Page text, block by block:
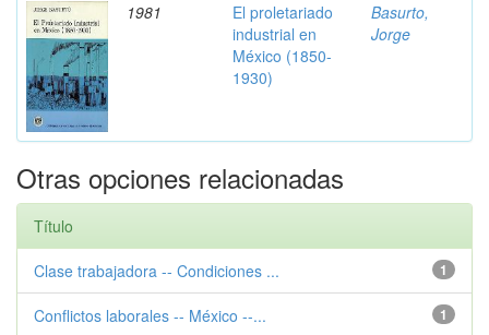
1981
El proletariado
industrial en
México (1850-
1930)
Basurto,
Jorge
Otras opciones relacionadas
Título
1
Clase trabajadora -- Condiciones ...
1
Conflictos laborales -- México --...